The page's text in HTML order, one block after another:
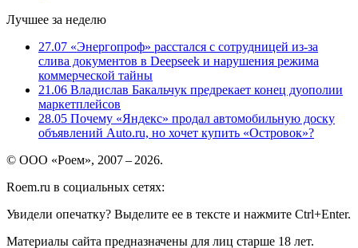
Лучшее за неделю
27.07 «Энергопроф» расстался с сотрудницей из-за
слива документов в Deepseek и нарушения режима
коммерческой тайны
21.06 Владислав Бакальчук предрекает конец дуополии
маркетплейсов
28.05 Почему «Яндекс» продал автомобильную доску
объявлений Auto.ru, но хочет купить «Островок»?
© ООО «Роем», 2007 – 2026.
Roem.ru в социальных сетях:
Увидели опечатку? Выделите ее в тексте и нажмите Ctrl+Enter.
Материалы сайта предназначены для лиц старше 18 лет.